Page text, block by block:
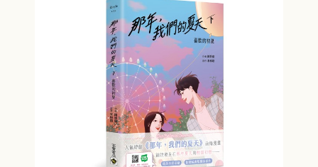
周邊商品 (260)